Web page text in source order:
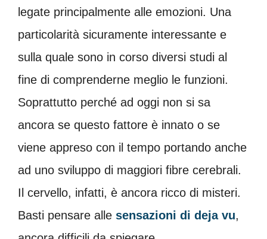
legate principalmente alle emozioni. Una
particolarità sicuramente interessante e
sulla quale sono in corso diversi studi al
fine di comprenderne meglio le funzioni.
Soprattutto perché ad oggi non si sa
ancora se questo fattore è innato o se
viene appreso con il tempo portando anche
ad uno sviluppo di maggiori fibre cerebrali.
Il cervello, infatti, è ancora ricco di misteri.
Basti pensare alle sensazioni di deja vu,